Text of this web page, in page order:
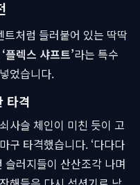
처럼 들러붙어 있는 딱딱
‘플렉스 샤프트’라는 특수
었습니다.
타격
사슬 체인이 미친 듯이 고
구 타격했습니다. ‘다다다
슬러지들이 산산조각 나며